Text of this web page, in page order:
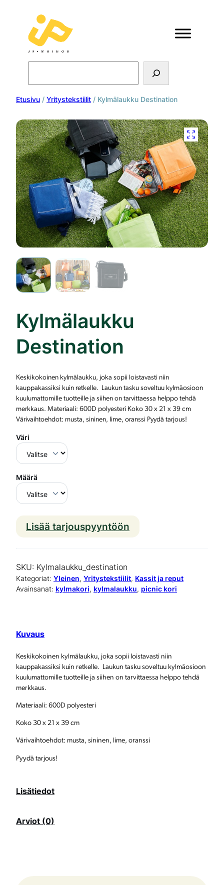
Etusivu / Yritystekstiilit / Kylmälaukku Destination
Kylmälaukku
Destination
Keskikokoinen kylmälaukku, joka sopii loistavasti niin
kauppakassiksi kuin retkelle. Laukun tasku soveltuu kylmäosioon
kuulumattomille tuotteille ja siihen on tarvittaessa helppo tehdä
merkkaus. Materiaali: 600D polyesteri Koko 30 x 21 x 39 cm
Värivaihtoehdot: musta, sininen, lime, oranssi Pyydä tarjous!
Väri
Määrä
m
a
k
k
a
Lisää tarjouspyyntöön
SKU: Kylmalaukku_destination
Kategoriat: Yleinen, Yritystekstiilit, Kassit ja reput
Avainsanat: kylmakori, kylmalaukku, picnic kori
Kuvaus
Keskikokoinen kylmälaukku, joka sopii loistavasti niin
kauppakassiksi kuin retkelle. Laukun tasku soveltuu kylmäosioon
kuulumattomille tuotteille ja siihen on tarvittaessa helppo tehdä
merkkaus.
Materiaali: 600D polyesteri
Koko 30 x 21 x 39 cm
Värivaihtoehdot: musta, sininen, lime, oranssi
Pyydä tarjous!
Lisätiedot
Arviot (0)